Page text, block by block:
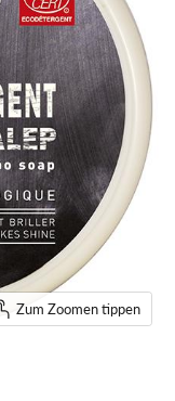
Zum Zoomen tippen